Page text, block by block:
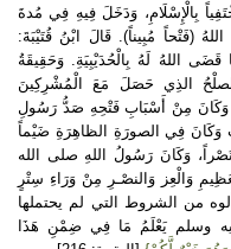
بِالْإِسْلَامِ، وَدَخَلَ فِيهِ فِي مُدةَ
(فَتْحاً مُبِيناً). قَالَ ابْنُ قُتَيْبَةَ:
اللهُ لَهُ بِالْحُدَيْبِيَةِ. وَحَقِيقَةُ
الذِي حَصَلَ مَعَ الْمُشْرِكِينَ
وَكَانَ مِنْ أَسْبَابِ فَتْحِهِ صَدُّ رَسُولِ
وَكَانَ فِي الصورَةِ الظاهِرَةِ ضَيْماً
وَكَانَ رَسُولُ اللهِ صلى الله
وَالْعِز وَالنصْـرِ مِنْ وَرَاءِ سِتْرٍ
من الشروط التي لم يحتملها
وسلم يَعْلَمُ مَا فِي ضِمْنِ هَذَا